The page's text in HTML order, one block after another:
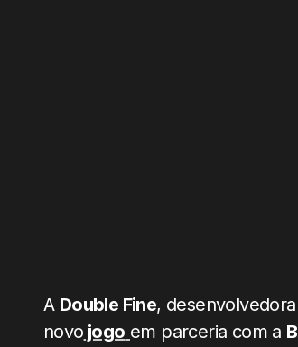
A Double Fine,
novo jogo em parceria com a